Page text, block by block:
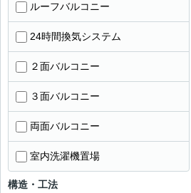
ルーフバルコニー
24時間換気システム
２面バルコニー
３面バルコニー
両面バルコニー
室内洗濯機置場
構造・工法